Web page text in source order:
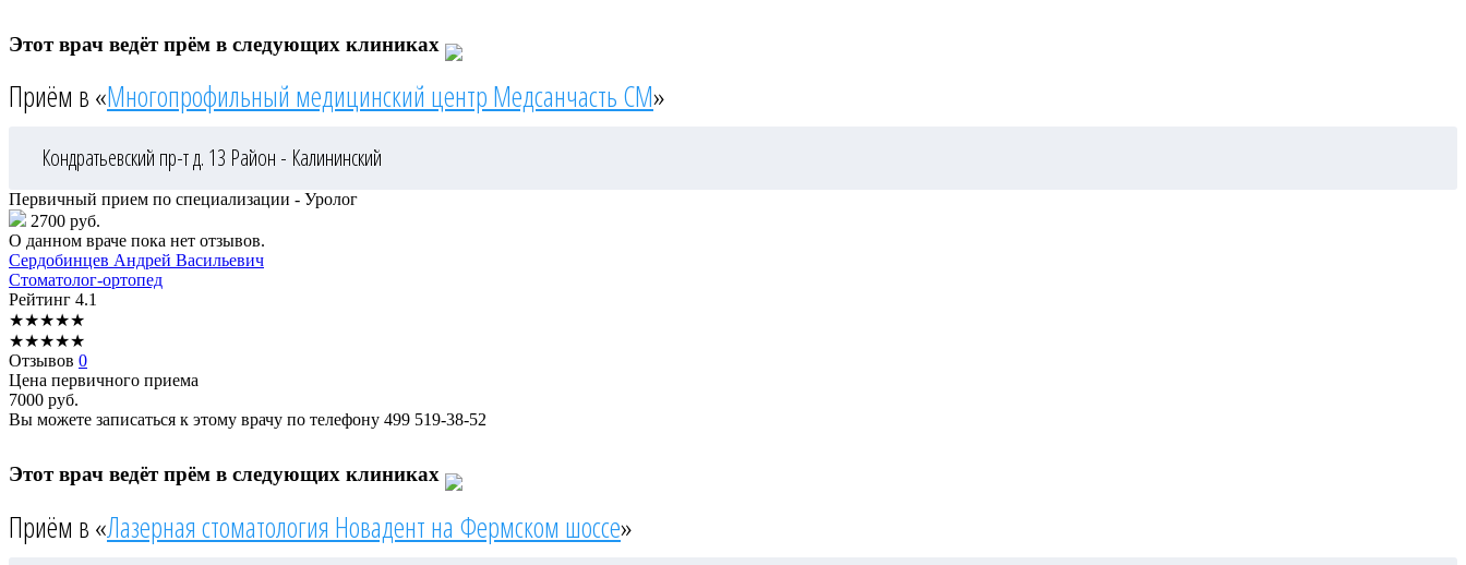
Этот врач ведёт прём в следующих клиниках
Приём в «Многопрофильный медицинский центр Медсанчасть СМ»
Кондратьевский пр-т д. 13 Район - Калининский
Первичный прием по специализации - Уролог
2700 руб.
О данном враче пока нет отзывов.
Сердобинцев Андрей Васильевич
Стоматолог-ортопед
Рейтинг 4.1
★★★★★
★★★★★
Отзывов 0
Цена первичного приема
7000 руб.
Вы можете записаться к этому врачу по телефону 499 519-38-52
Этот врач ведёт прём в следующих клиниках
Приём в «Лазерная стоматология Новадент на Фермском шоссе»